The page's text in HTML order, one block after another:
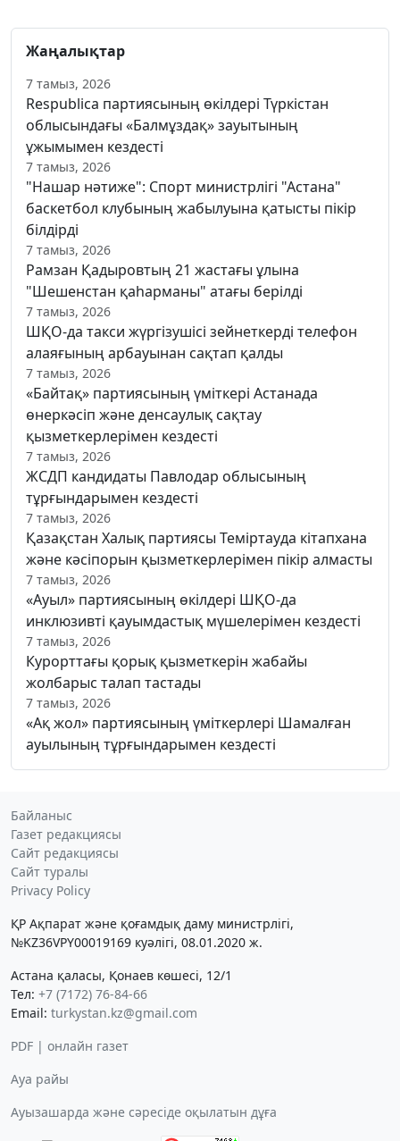
Жаңалықтар
7 тамыз, 2026
Respublica партиясының өкілдері Түркістан
облысындағы «Балмұздақ» зауытының
ұжымымен кездесті
7 тамыз, 2026
"Нашар нәтиже": Спорт министрлігі "Астана"
баскетбол клубының жабылуына қатысты пікір
білдірді
7 тамыз, 2026
Рамзан Қадыровтың 21 жастағы ұлына
"Шешенстан қаһарманы" атағы берілді
7 тамыз, 2026
ШҚО-да такси жүргізушісі зейнеткерді телефон
алаяғының арбауынан сақтап қалды
7 тамыз, 2026
«Байтақ» партиясының үміткері Астанада
өнеркәсіп және денсаулық сақтау
қызметкерлерімен кездесті
7 тамыз, 2026
ЖСДП кандидаты Павлодар облысының
тұрғындарымен кездесті
7 тамыз, 2026
Қазақстан Халық партиясы Теміртауда кітапхана
және кәсіпорын қызметкерлерімен пікір алмасты
7 тамыз, 2026
«Ауыл» партиясының өкілдері ШҚО-да
инклюзивті қауымдастық мүшелерімен кездесті
7 тамыз, 2026
Курорттағы қорық қызметкерін жабайы
жолбарыс талап тастады
7 тамыз, 2026
«Ақ жол» партиясының үміткерлері Шамалған
ауылының тұрғындарымен кездесті
Байланыс
Газет редакциясы
Сайт редакциясы
Сайт туралы
Privacy Policy
ҚР Ақпарат және қоғамдық даму министрлігі,
№KZ36VPY00019169 куәлігі, 08.01.2020 ж.
Астана қаласы, Қонаев көшесі, 12/1
Тел: +7 (7172) 76-84-66
Email: turkystan.kz@gmail.com
PDF | онлайн газет
Ауа райы
Ауызашарда және сәресіде оқылатын дұға